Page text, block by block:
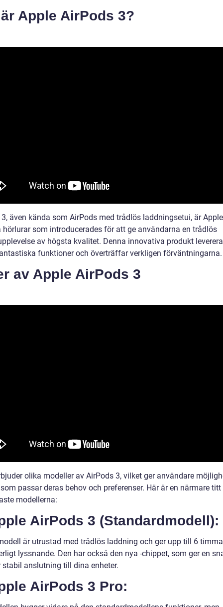
Apple AirPods 3?
även kända som AirPods med trådlös laddningsetui, är
hörlurar som introducerades för att ge användarna en trådlös
av högsta kvalitet. Denna innovativa produkt
funktioner och överträffar verkligen förväntningarna.
av Apple AirPods 3
olika modeller av AirPods 3, vilket ger användare
passar deras behov och preferenser. Här är en närmare titt
modellerna:
AirPods 3 (Standardmodell):
är utrustad med trådlös laddning och ger upp till 6
lyssnande. Den har också den nya -chippet, som ger en
stabil anslutning till dina enheter.
AirPods 3 Pro: